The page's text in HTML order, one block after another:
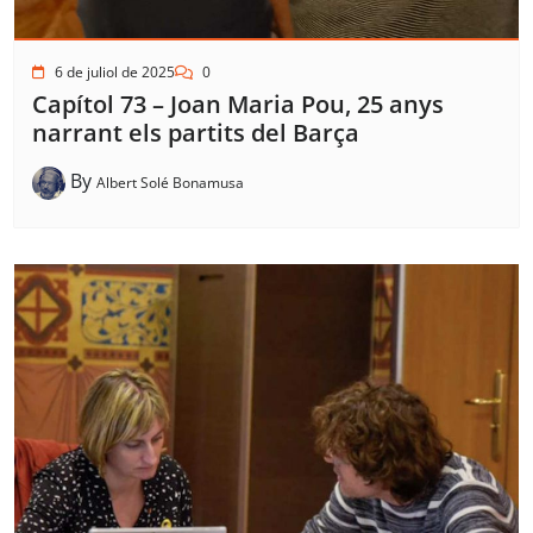
6 de juliol de 2025 0
Capítol 73 – Joan Maria Pou, 25 anys
narrant els partits del Barça
By Albert Solé Bonamusa